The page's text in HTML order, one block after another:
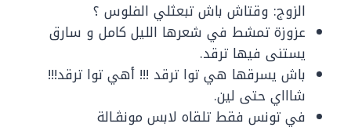
الزوج: وقتاش باش تبعثلي الفلوس ؟
عزوزة تمشط في شعرها الليل كامل و سارق
يستنى فيها ترقد.
باش يسرقها هي توا ترقد !!! أهي توا ترقد!!!
شاااي حتى لين.
في تونس فقط تلقاه لابس مونڨـالة